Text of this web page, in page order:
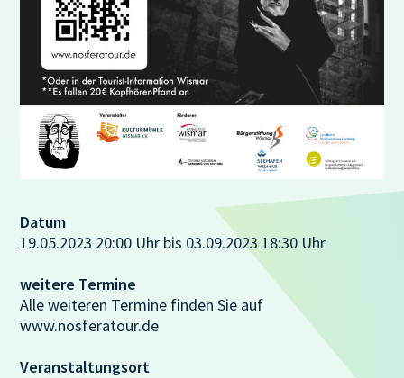
Datum
19.05.2023 20:00 Uhr bis 03.09.2023 18:30 Uhr
weitere Termine
Alle weiteren Termine finden Sie auf
www.nosferatour.de
Veranstaltungsort